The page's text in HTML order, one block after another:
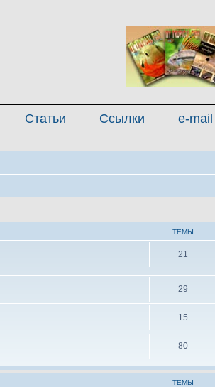
Статьи Ссылки e-mail
ТЕМЫ
21
29
15
80
ТЕМЫ